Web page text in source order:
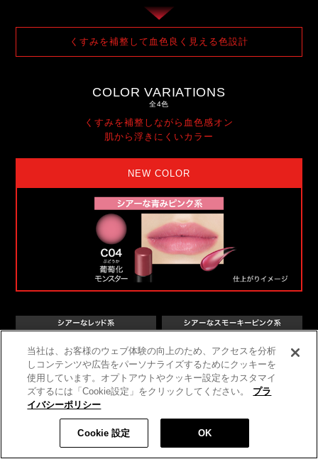
くすみを補整して血色良く見える色設計
COLOR VARIATIONS
全4色
くすみを補整しながら血色感オン
肌から浮きにくいカラー
NEW COLOR
当社は、お客様のウェブ体験の向上のため、アクセスを分析
しコンテンツや広告をパーソナライズするためにクッキーを
使用しています。オプトアウトやクッキー設定をカスタマイ
ズするには「Cookie設定」をクリックしてください。
プラ
イバシーポリシー
Cookie 設定 OK